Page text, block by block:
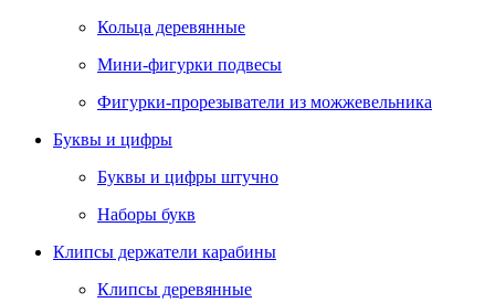
Кольца деревянные
Мини-фигурки подвесы
Фигурки-прорезыватели из можжевельника
Буквы и цифры
Буквы и цифры штучно
Наборы букв
Клипсы держатели карабины
Клипсы деревянные